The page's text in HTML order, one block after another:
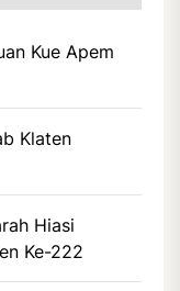
Kue Apem
Klaten
Hiasi
Ke-222